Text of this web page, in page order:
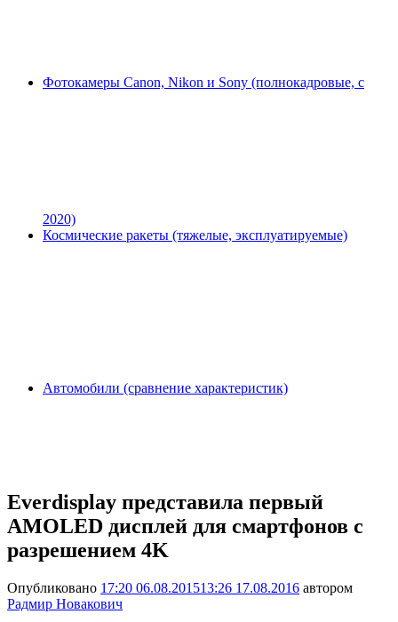
Фотокамеры Canon, Nikon и Sony (полнокадровые, с
2020)
Космические ракеты (тяжелые, эксплуатируемые)
Автомобили (сравнение характеристик)
Everdisplay представила первый
AMOLED дисплей для смартфонов с
разрешением 4K
Опубликовано 17:20 06.08.201513:26 17.08.2016 автором
Радмир Новакович